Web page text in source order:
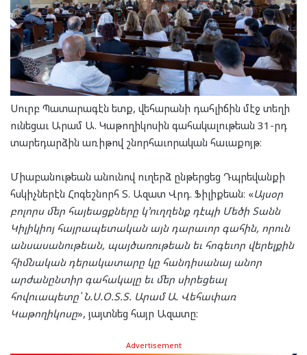
Սուրբ Պատարագէն ետք, վեհարանի դահլիճին մէջ տեղի
ունեցաւ Արամ Ա. Կաթողիկոսին գահակալութեան 31-րդ
տարեդարձին առիթով շնորհաւորական հաւաքոյթ։
Միաբանութեան անունով ուղերձ ընթերցեց Դպրեվանքի
հսկիչներէն Հոգեշնորհ Տ. Ազատ Վրդ. Ֆիլիքեան։ «Այսօր
բոլորս մեր հայեացքները կ’ուղղենք դէպի Մեծի Տանն
Կիլիկիոյ հայրապետական այն դարաւոր գահին, որուն
անսասանութեան, պայծառութեան եւ հոգեւոր վերելքին
հիմնական դերակատարը կը հանդիսանայ անոր
արժանընտիր գահակալը եւ մեր սիրեցեալ
հովուապետը՝ Ն.Ս.Օ.Տ.Տ. Արամ Ա. Վեհափառ
Կաթողիկոսը», յայտնեց հայր Ազատը:
Advertisement